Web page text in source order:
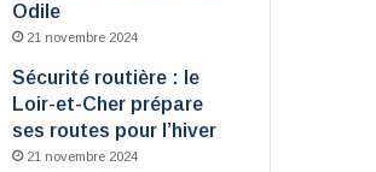
Odile
21 novembre 2024
Sécurité routière : le
Loir-et-Cher prépare
ses routes pour l’hiver
21 novembre 2024